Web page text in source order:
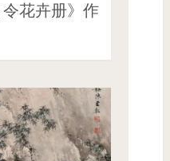
花卉册》作